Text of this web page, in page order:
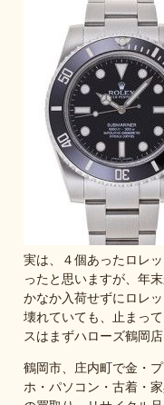
実は、４個あったロレ
ったと思いますが、年
かなか入荷せずにロレ
壊れていても、止まっ
スはまずハローズ鶴岡
鶴岡市、庄内町で金・
ホ・パソコン・古着・